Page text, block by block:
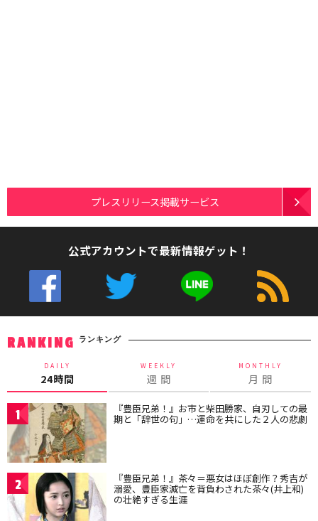
プレスリリース掲載サービス
公式アカウントで最新情報ゲット！
RANKING ランキング
DAILY
24時間
WEEKLY
週 間
MONTHLY
月 間
1 『豊臣兄弟！』お市と柴田勝家、自刃しての最
期と「辞世の句」…運命を共にした２人の悲劇
2 『豊臣兄弟！』茶々＝悪女はほぼ創作？秀吉が
溺愛、豊臣家滅亡を背負わされた茶々(井上和)
の壮絶すぎる生涯